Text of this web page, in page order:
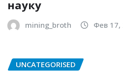
науку
mining_broth Фев 17,
UNCATEGORISED